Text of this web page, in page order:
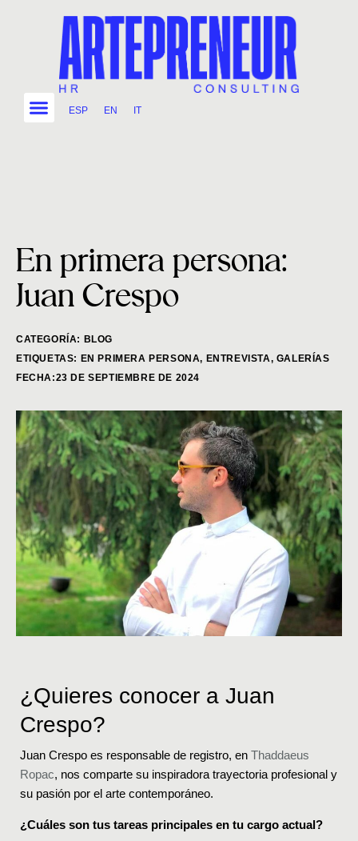
ESP EN IT
En primera persona:
Juan Crespo
CATEGORÍA: BLOG
ETIQUETAS: EN PRIMERA PERSONA, ENTREVISTA, GALERÍAS
FECHA:23 DE SEPTIEMBRE DE 2024
¿Quieres conocer a Juan
Crespo?
Juan Crespo es responsable de registro, en Thaddaeus
Ropac, nos comparte su inspiradora trayectoria profesional y
su pasión por el arte contemporáneo.
¿Cuáles son tus tareas principales en tu cargo actual?